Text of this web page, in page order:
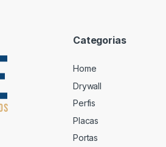
Categorias
Home
Drywall
Perfis
Placas
Portas